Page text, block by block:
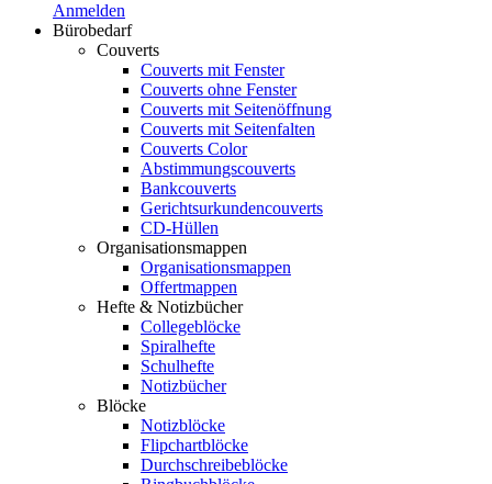
Anmelden
Bürobedarf
Couverts
Couverts mit Fenster
Couverts ohne Fenster
Couverts mit Seitenöffnung
Couverts mit Seitenfalten
Couverts Color
Abstimmungscouverts
Bankcouverts
Gerichtsurkundencouverts
CD-Hüllen
Organisationsmappen
Organisationsmappen
Offertmappen
Hefte & Notizbücher
Collegeblöcke
Spiralhefte
Schulhefte
Notizbücher
Blöcke
Notizblöcke
Flipchartblöcke
Durchschreibeblöcke